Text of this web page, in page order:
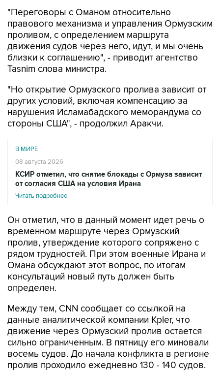
"Переговоры с Оманом относительно
правового механизма и управления Ормузским
проливом, с определением маршрута
движения судов через него, идут, и мы очень
близки к соглашению", - приводит агентство
Tasnim слова министра.
"Но открытие Ормузского пролива зависит от
других условий, включая компенсацию за
нарушения Исламабадского меморандума со
стороны США", - продолжил Аракчи.
В МИРЕ
08 августа 2026
КСИР отметил, что снятие блокады с Ормуза зависит
от согласия США на условия Ирана
Читать подробнее
Он отметил, что в данный момент идет речь о
временном маршруте через Ормузский
пролив, утверждение которого сопряжено с
рядом трудностей. При этом военные Ирана и
Омана обсуждают этот вопрос, по итогам
консультаций новый путь должен быть
определен.
Между тем, CNN сообщает со ссылкой на
данные аналитической компании Kpler, что
движение через Ормузский пролив остается
сильно ограниченным. В пятницу его миновали
восемь судов. До начала конфликта в регионе
пролив проходило ежедневно 130 - 140 судов.